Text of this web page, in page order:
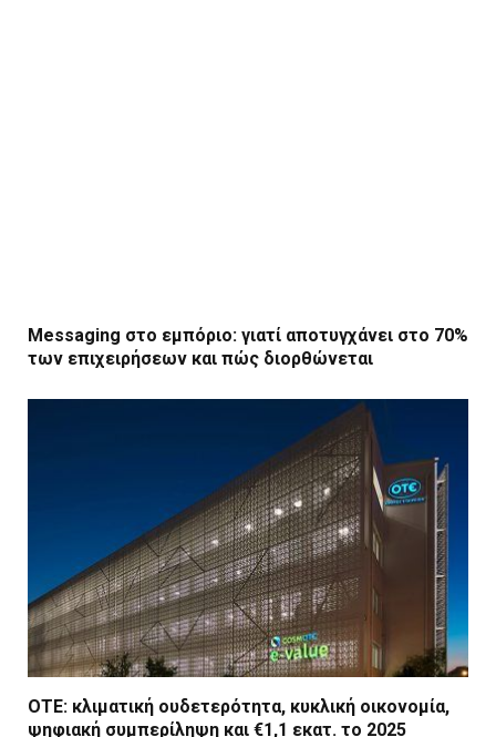
Messaging στο εμπόριο: γιατί αποτυγχάνει στο 70%
των επιχειρήσεων και πώς διορθώνεται
ΟΤΕ: κλιματική ουδετερότητα, κυκλική οικονομία,
ψηφιακή συμπερίληψη και €1,1 εκατ. το 2025